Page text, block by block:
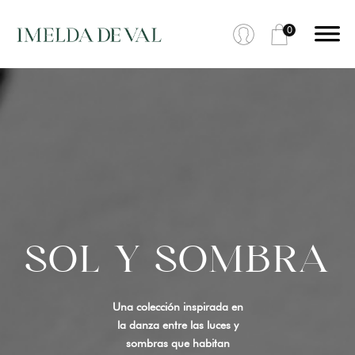
0
SOL Y SOMBRA
Una colección inspirada en
la danza entre las luces y
sombras que habitan